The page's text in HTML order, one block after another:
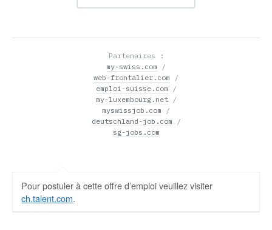
Partenaires :
my-swiss.com /
web-frontalier.com /
emploi-suisse.com /
my-luxembourg.net/
myswissjob.com /
deutschland-job.com /
sg-jobs.com
Pour postuler à cette offre d’emploi veuillez visiter
ch.talent.com.